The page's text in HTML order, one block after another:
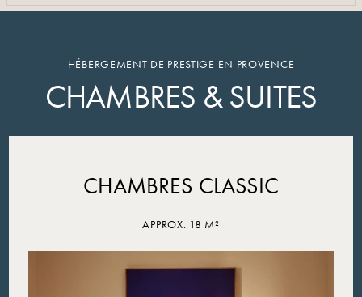
VOIR PLUS DE PHOTOS
HÉBERGEMENT DE PRESTIGE EN PROVENCE
CHAMBRES & SUITES
CHAMBRES CLASSIC
APPROX. 18 M²